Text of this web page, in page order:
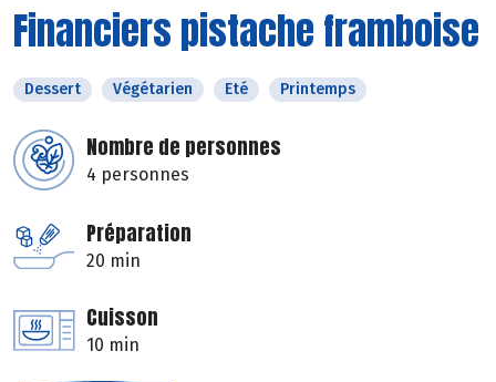
Financiers pistache framboise
Dessert Végétarien Eté Printemps
Nombre de personnes
4 personnes
Préparation
20 min
Cuisson
10 min